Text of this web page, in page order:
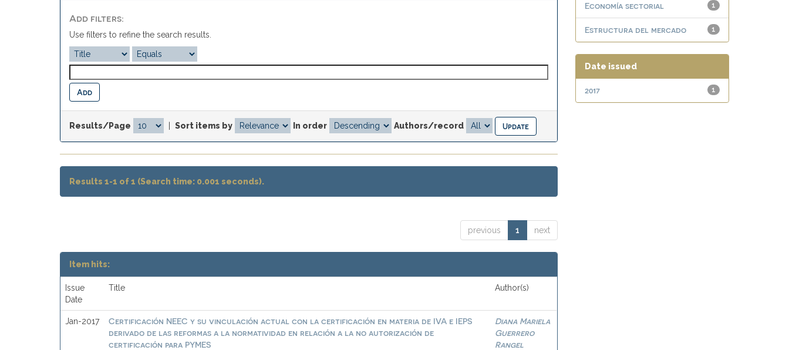
Add filters:
Use filters to refine the search results.
Results/Page Sort items by In order Authors/record
Results 1-1 of 1 (Search time: 0.001 seconds).
previous 1 next
Item hits:
Issue
Date
Title Author(s)
Jan-2017
Certificación NEEC y su vinculación actual con la certificación en materia de IVA e IEPS
derivado de las reformas a la normatividad en relación a la no autorización de
certificación para PYMES
Diana Mariela
Guerrero
Rangel
1
Economía sectorial
1
Estructura del mercado
Date issued
1
2017